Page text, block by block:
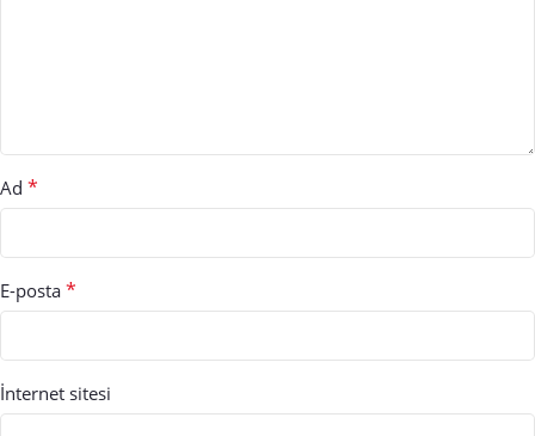
Ad *
E-posta *
İnternet sitesi